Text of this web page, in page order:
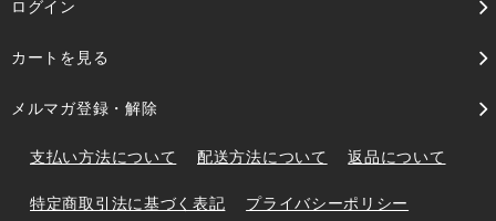
ログイン
カートを見る
メルマガ登録・解除
支払い方法について 配送方法について 返品について
特定商取引法に基づく表記 プライバシーポリシー